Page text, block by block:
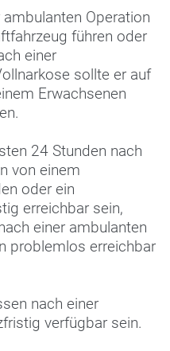
Operation
führen oder
einer
sollte er auf
Erwachsenen
24 Stunden nach
von einem
oder ein
erreichbar sein,
einer ambulanten
problemlos erreichbar
nach einer
verfügbar sein.